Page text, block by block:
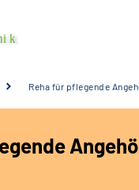
Reha für pflegende